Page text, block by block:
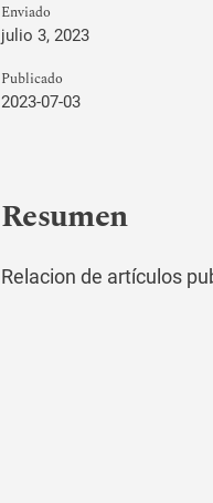
Enviado
julio 3, 2023
Publicado
2023-07-03
Resumen
Relacion de artículos